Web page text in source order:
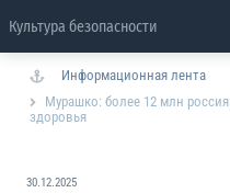
Культура безопасности
Информационная лента
Мурашко: более 12 млн
здоровья
30.12.2025